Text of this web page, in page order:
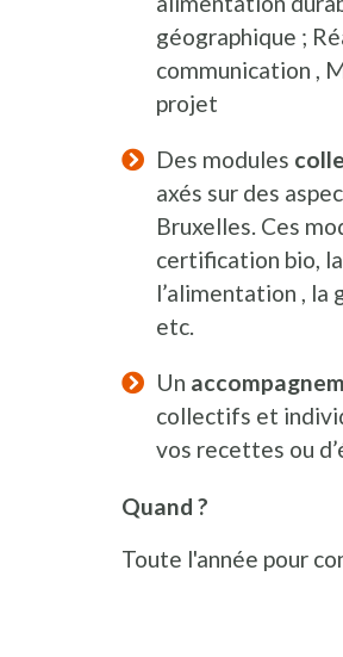
géographique ;
communication ,
projet
Des modules
axés sur des
Bruxelles. Ces
certification bio,
l’alimentation , la
etc.
Un
collectifs et
vos recettes ou
Quand ?
Toute l'année pour